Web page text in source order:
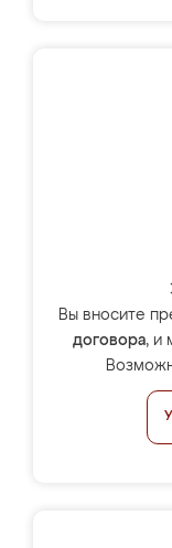
Вы вносите
договора, и